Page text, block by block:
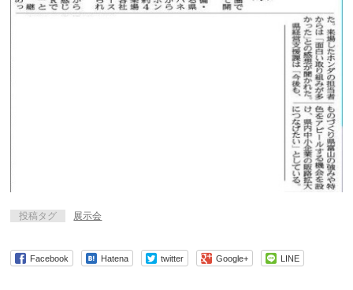
投稿タグ 展示会
Facebook Hatena twitter Google+ LINE